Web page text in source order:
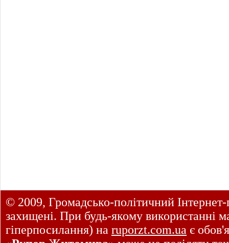
© 2009, Громадсько-політичний
захищені. При будь-якому використанні
гіперпосилання) на ruporzt.com.ua є